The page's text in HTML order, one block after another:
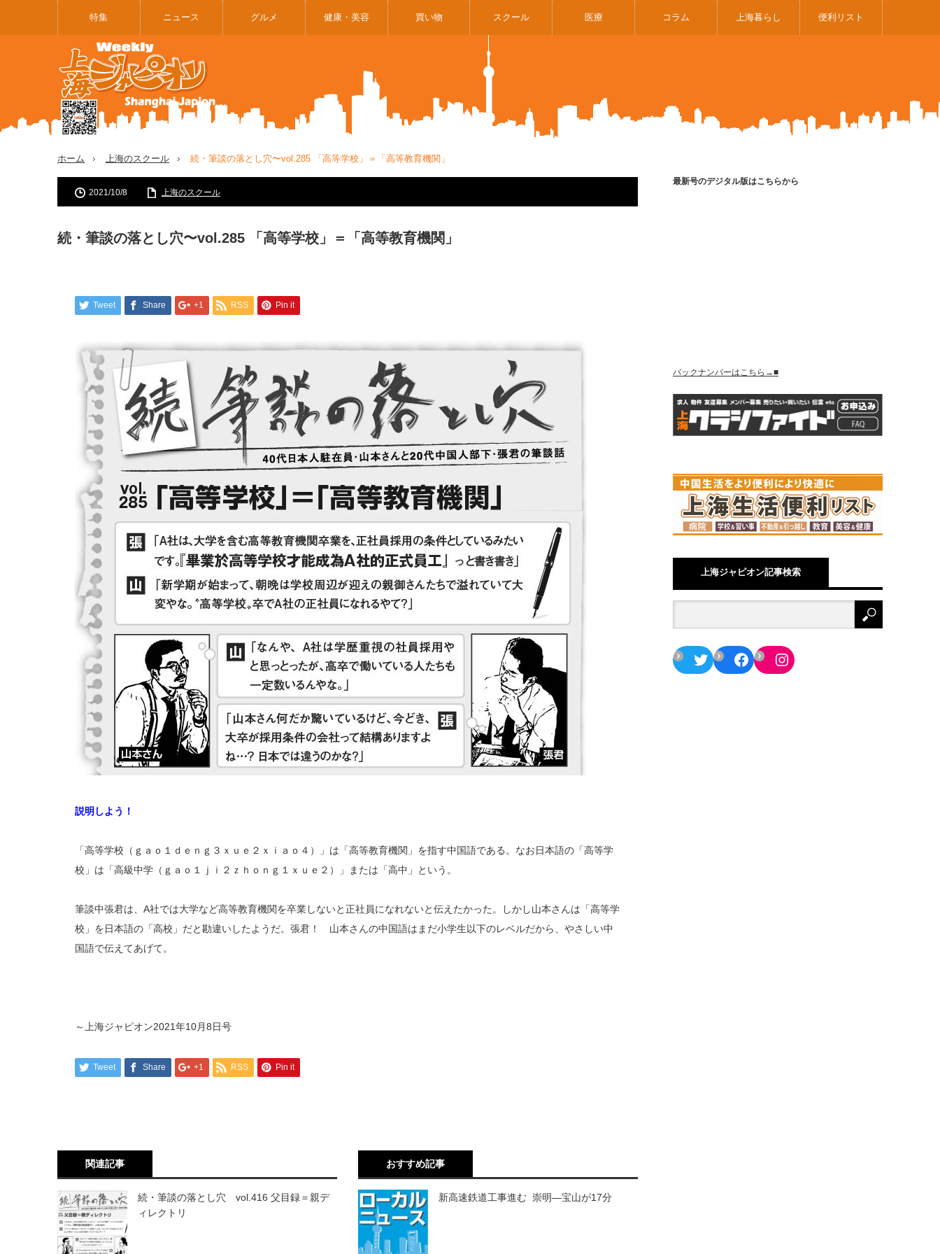
特集 ニュース グルメ 健康・美容 買い物 スクール 医療 コラム 上海暮らし 便利リスト
ホーム 上海のスクール 続・筆談の落とし穴〜vol.285 「高等学校」＝「高等教育機関」
2021/10/8 上海のスクール
続・筆談の落とし穴〜vol.285 「高等学校」＝「高等教育機関」
Tweet Share +1 RSS Pin it
説明しよう！
「高等学校（ｇａｏ１ｄｅｎｇ３ｘｕｅ２ｘｉａｏ４）」は「高等教育機関」を指す中国語である。なお日本語の「高等学
校」は「高級中学（ｇａｏ１ｊｉ２ｚｈｏｎｇ１ｘｕｅ２）」または「高中」という。
筆談中張君は、A社では大学など高等教育機関を卒業しないと正社員になれないと伝えたかった。しかし山本さんは「高等学
校」を日本語の「高校」だと勘違いしたようだ。張君！ 山本さんの中国語はまだ小学生以下のレベルだから、やさしい中
国語で伝えてあげて。
～上海ジャピオン2021年10月8日号
Tweet Share +1 RSS Pin it
関連記事
続・筆談の落とし穴 vol.416 父目録＝親デ
ィレクトリ
おすすめ記事
新高速鉄道工事進む 崇明―宝山が17分
最新号のデジタル版はこちらから
バックナンバーはこちら→■
上海ジャピオン記事検索
TwitterFacebookInstagram